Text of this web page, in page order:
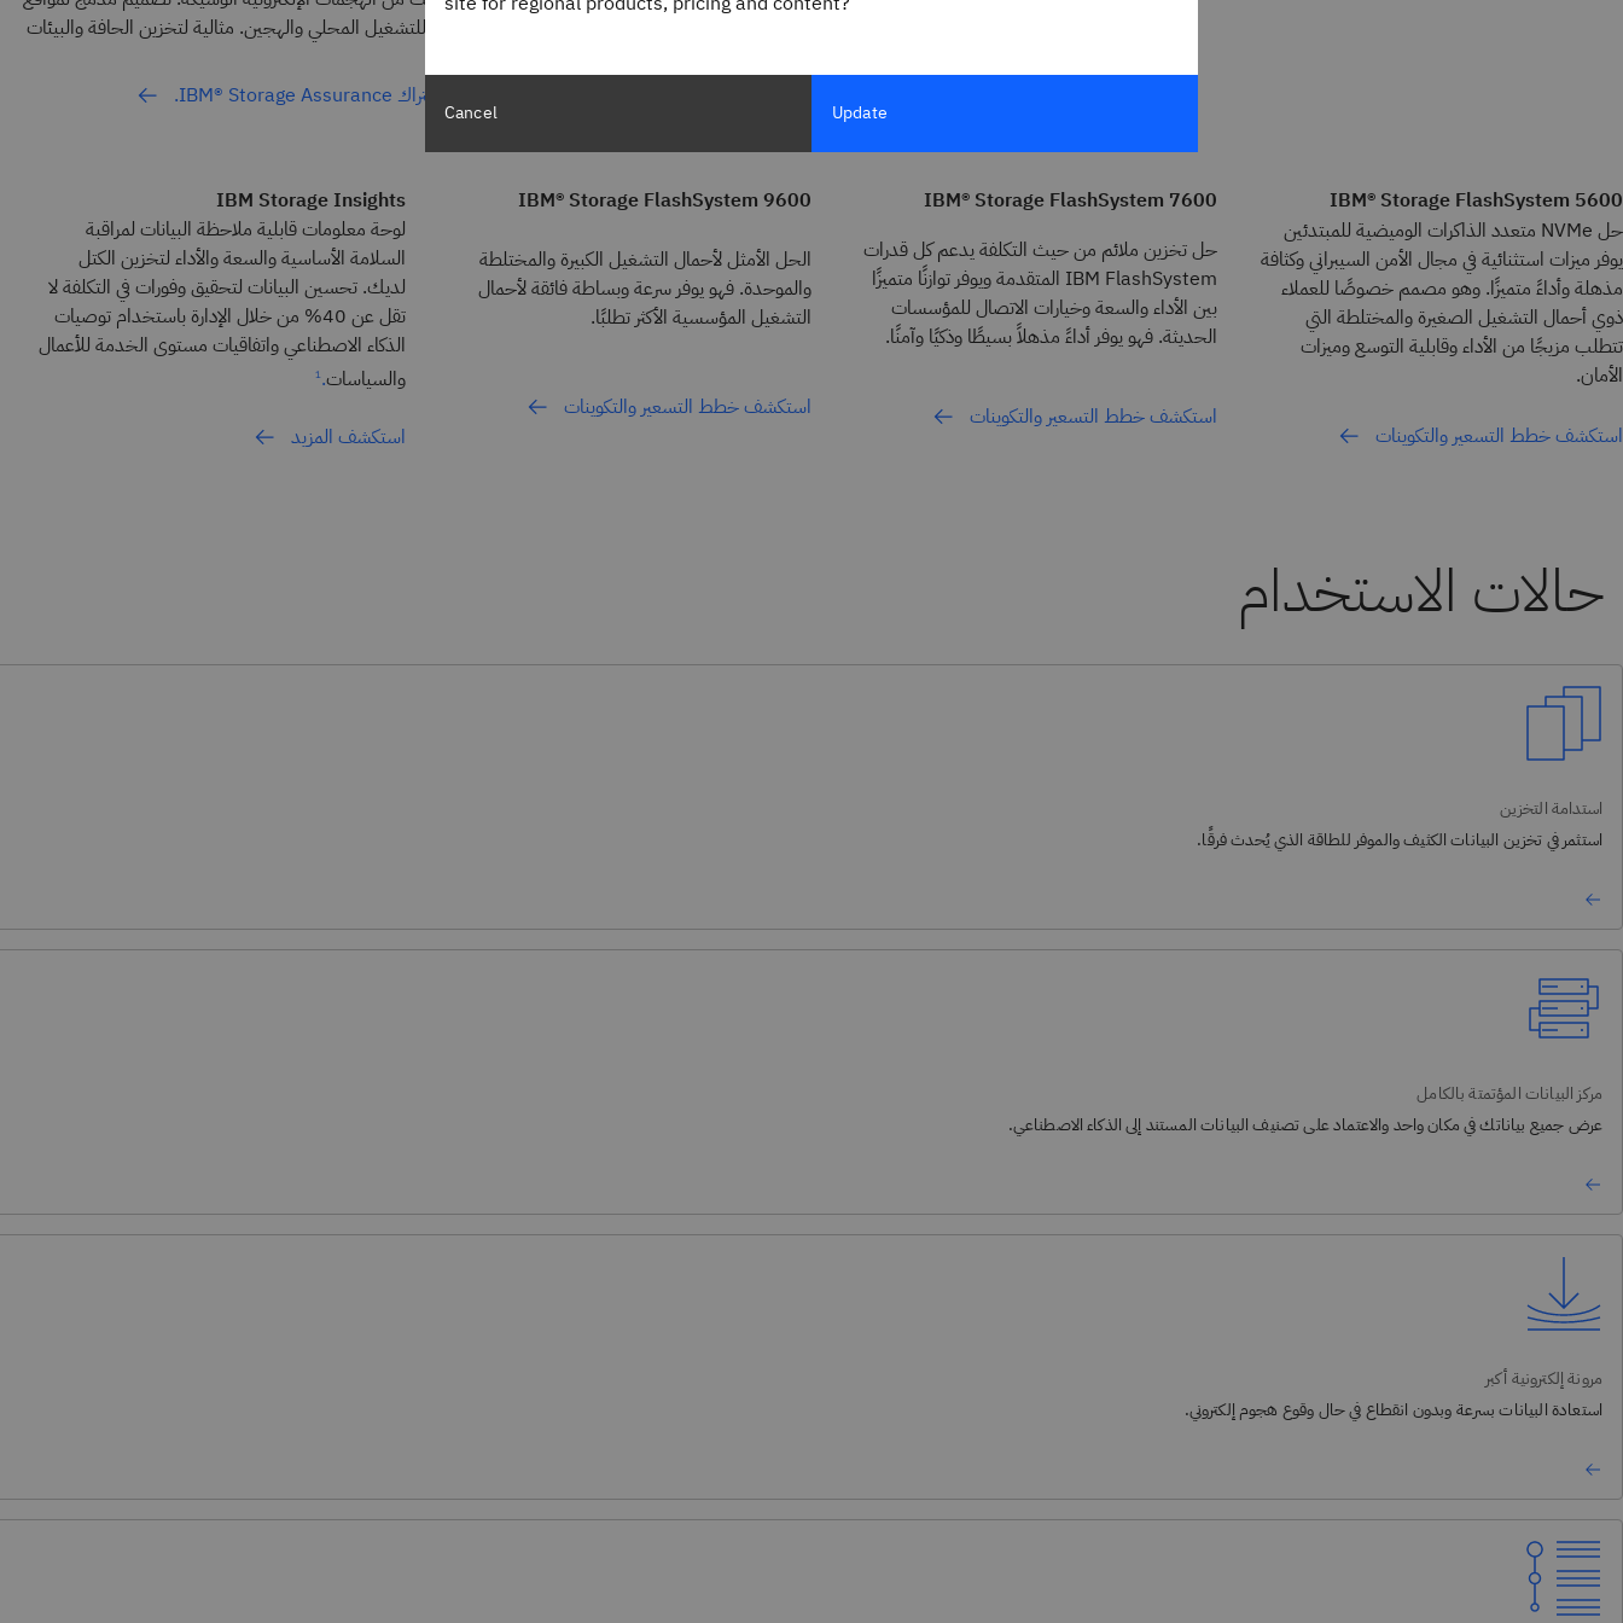
حوسبة الحافة محدودة المساحة مع قدرات متسقة للتشغيل المحلي والهجين. مثالية لتخزين الحافة والبيئات
استكشِف التسعير وتعرَّف على المزيد حول نموذج اشتراك IBM® Storage Assurance.
IBM® Storage FlashSystem 5600
حل NVMe متعدد الذاكرات الوميضية للمبتدئين
يوفر ميزات استثنائية في مجال الأمن السيبراني وكثافة
مذهلة وأداءً متميزًا. وهو مصمم خصوصًا للعملاء
ذوي أحمال التشغيل الصغيرة والمختلطة التي
تتطلب مزيجًا من الأداء وقابلية التوسع وميزات
الأمان.
استكشف خطط التسعير والتكوينات
IBM® Storage FlashSystem 7600
حل تخزين ملائم من حيث التكلفة يدعم كل قدرات
IBM FlashSystem المتقدمة ويوفر توازنًا متميزًا
بين الأداء والسعة وخيارات الاتصال للمؤسسات
الحديثة. فهو يوفر أداءً مذهلاً بسيطًا وذكيًا وآمنًا.
استكشف خطط التسعير والتكوينات
IBM® Storage FlashSystem 9600
الحل الأمثل لأحمال التشغيل الكبيرة والمختلطة
والموحدة. فهو يوفر سرعة وبساطة فائقة لأحمال
التشغيل المؤسسية الأكثر تطلبًا.
استكشف خطط التسعير والتكوينات
IBM Storage Insights
لوحة معلومات قابلية ملاحظة البيانات لمراقبة
السلامة الأساسية والسعة والأداء لتخزين الكتل
لديك. تحسين البيانات لتحقيق وفورات في التكلفة لا
تقل عن 40% من خلال الإدارة باستخدام توصيات
الذكاء الاصطناعي واتفاقيات مستوى الخدمة للأعمال
والسياسات.
1
استكشف المزيد
حالات الاستخدام
استدامة التخزين
استثمر في تخزين البيانات الكثيف والموفر للطاقة الذي يُحدث فرقًا.
مركز البيانات المؤتمتة بالكامل
عرض جميع بياناتك في مكان واحد والاعتماد على تصنيف البيانات المستند إلى الذكاء الاصطناعي.
مرونة إلكترونية أكبر
استعادة البيانات بسرعة وبدون انقطاع في حال وقوع هجوم إلكتروني.
Cancel Update